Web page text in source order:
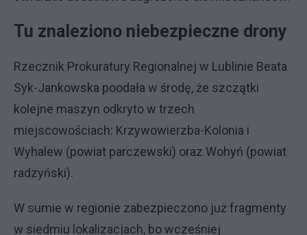
Tu znaleziono niebezpieczne drony
Rzecznik Prokuratury Regionalnej w Lublinie Beata
Syk-Jankowska poodała w środę, że szczątki
kolejne maszyn odkryto w trzech
miejscowościach: Krzywowierzba-Kolonia i
Wyhalew (powiat parczewski) oraz Wohyń (powiat
radzyński).
W sumie w regionie zabezpieczono już fragmenty
w siedmiu lokalizacjach, bo wcześniej